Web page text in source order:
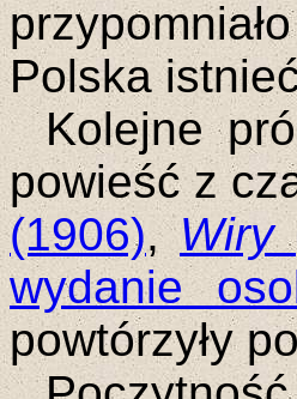
Polska
Kolejne
powieść z
(1906),Wiry
wydanie
powtórzyły